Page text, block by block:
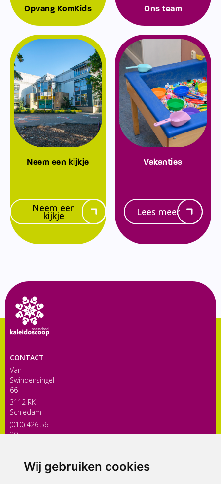
Wij gebruiken cookies
Opvang KomKids Ons team
Neem een kijkje
Neem een
kijkje
Vakanties
Lees meer
CONTACT
Van
Swindensingel
66
3112 RK
Schiedam
(010) 426 56
30
ONDERDEEL VAN